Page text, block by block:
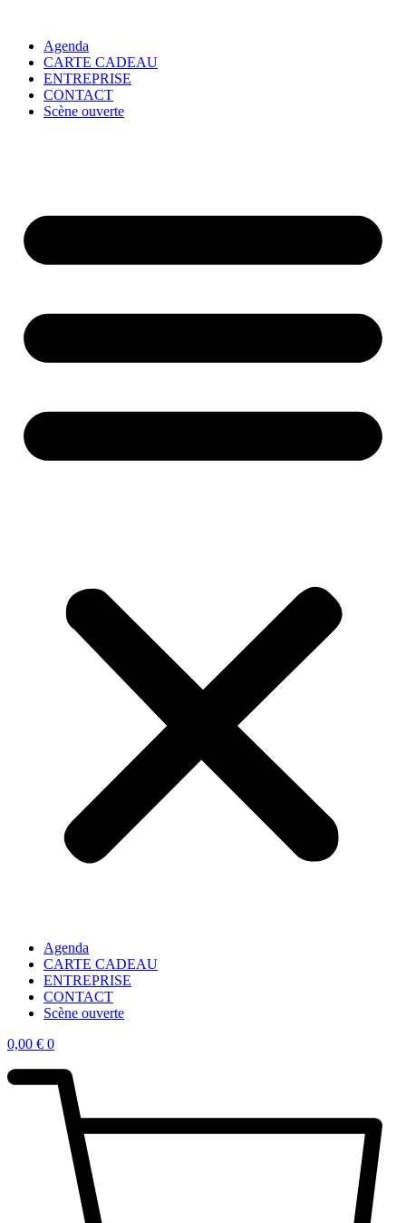
Agenda
CARTE CADEAU
ENTREPRISE
CONTACT
Scène ouverte
Agenda
CARTE CADEAU
ENTREPRISE
CONTACT
Scène ouverte
0,00 € 0